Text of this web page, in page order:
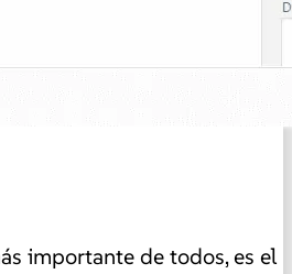
importante de todos, es el